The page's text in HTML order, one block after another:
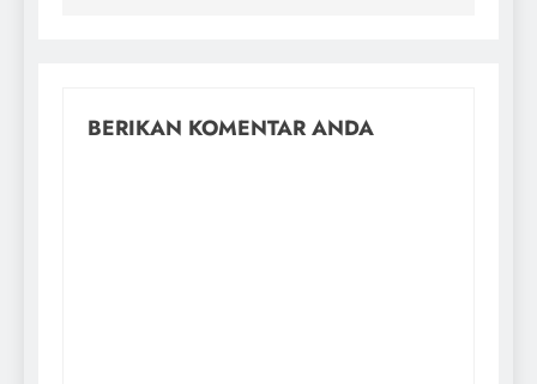
BERIKAN KOMENTAR ANDA